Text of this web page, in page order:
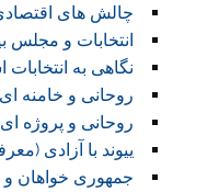
چالش های
انتخابات و مجلس
نگاهی به انتخابات
روحانی و خامنه ای
روحانی و پروژه
ییوند با آزادی
جمهوری خواهان و